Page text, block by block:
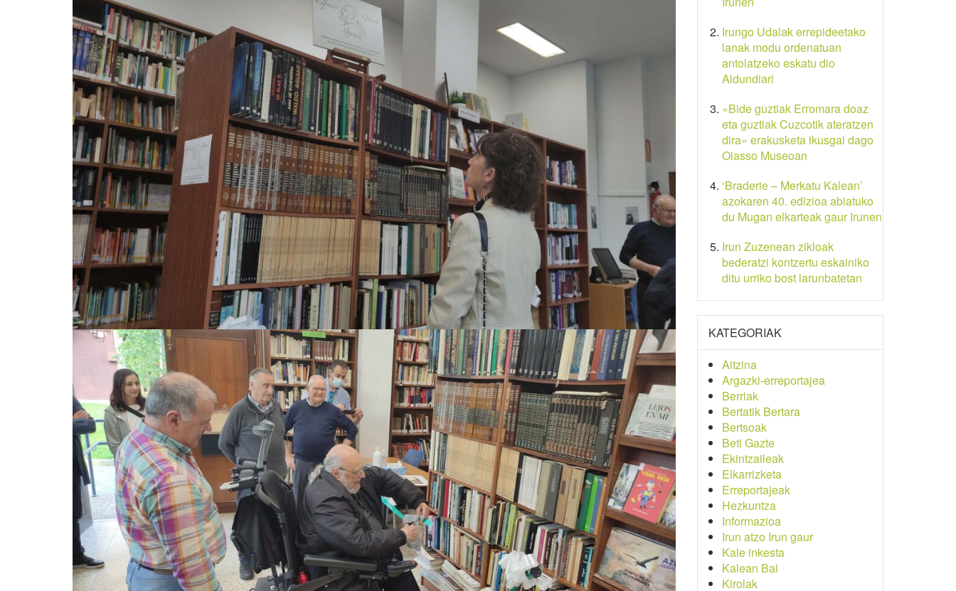
Irungo Udalak errepideetako
lanak modu ordenatuan
antolatzeko eskatu dio
Aldundiari
«Bide guztiak Erromara doaz
eta guztiak Cuzcotik ateratzen
dira» erakusketa ikusgai dago
Oiasso Museoan
‘Braderie – Merkatu Kalean’
azokaren 40. edizioa abiatuko
du Mugan elkarteak gaur Irunen
Irun Zuzenean zikloak
bederatzi kontzertu eskainiko
ditu urriko bost larunbatetan
KATEGORIAK
Aitzina
Argazki-erreportajea
Berriak
Bertatik Bertara
Bertsoak
Beti Gazte
Ekintzaileak
Elkarrizketa
Erreportajeak
Hezkuntza
Informazioa
Irun atzo Irun gaur
Kale inkesta
Kalean Bai
Kirolak